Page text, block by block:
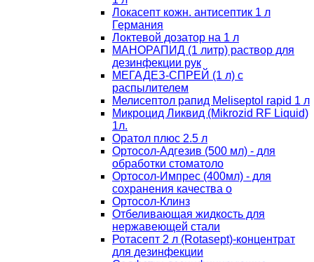
Локасепт кожн. антисептик 1 л
Германия
Локтевой дозатор на 1 л
МАНОРАПИД (1 литр) раствор для
дезинфекции рук
МЕГАДЕЗ-СПРЕЙ (1 л) с
распылителем
Мелисептол рапид Meliseptol rapid 1 л
Микроцид Ликвид (Mikrozid RF Liquid)
1л.
Оратол плюс 2.5 л
Ортосол-Адгезив (500 мл) - для
обработки стоматоло
Ортосол-Импрес (400мл) - для
сохранения качества о
Ортосол-Клинз
Отбеливающая жидкость для
нержавеющей стали
Ротасепт 2 л (Rotasept)-концентрат
для дезинфекции